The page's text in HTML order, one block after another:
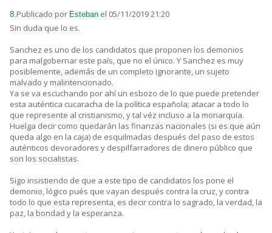
8. Publicado por Esteban el 05/11/2019 21:20
Sin duda que lo es.
Sanchez es uno de los candidatos que proponen los demonios
para malgobernar este país, que no el único. Y Sanchez es muy
posiblemente, además de un completo ignorante, un sujeto
malvado y malintencionado.
Ya se va escuchando por ahí un esbozo de lo que puede pretender
esta auténtica cucaracha de la política española; atacar a todo lo
que represente al cristianismo, y tal véz incluso a la monarquía.
Huelga decir como quedarán las finanzas nacionales (si es que aún
queda algo en la caja) de esquilmadas después del paso de estos
auténticos devoradores y despilfarradores de dinero público que
son los socialistas.
Sigo insistiendo de que a este tipo de candidatos los pone el
demonio, lógico pués que vayan después contra la cruz, y contra
todo lo que esta representa, es decir contra lo sagrado, la verdad, la
paz, la bondad y la esperanza.